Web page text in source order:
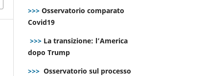
>>> Osservatorio comparato
Covid19
>>> La transizione: l’America
dopo Trump
>>> Osservatorio sul processo